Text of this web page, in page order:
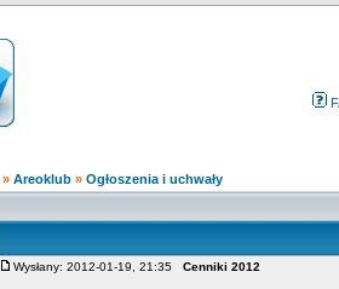
» Areoklub » Ogłoszenia i uchwały
Wysłany: 2012-01-19, 21:35 Cenniki 2012